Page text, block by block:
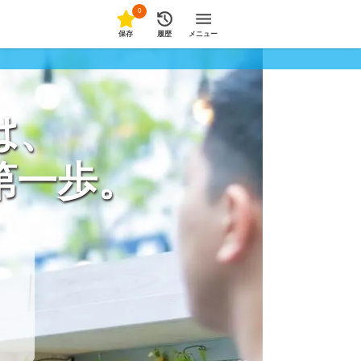
0
保存 履歴 メニュー
、
一歩。